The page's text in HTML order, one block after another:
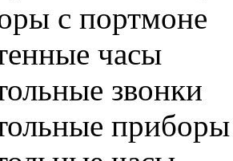
с портмоне
часы
звонки
приборы